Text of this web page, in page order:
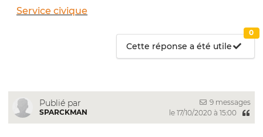
Service civique
Cette réponse a été utile
0
Publié par
SPARCKMAN
9 messages
le 17/10/2020 à 15:00